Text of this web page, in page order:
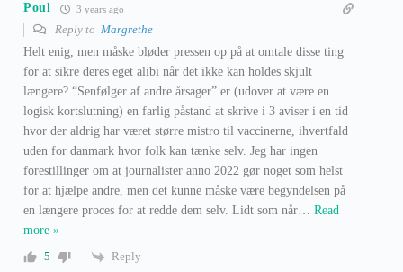
Poul 3 years ago
Reply to Margrethe
Helt enig, men måske bløder pressen op på at omtale disse ting
for at sikre deres eget alibi når det ikke kan holdes skjult
længere? “Senfølger af andre årsager” er (udover at være en
logisk kortslutning) en farlig påstand at skrive i 3 aviser i en tid
hvor der aldrig har været større mistro til vaccinerne, ihvertfald
uden for danmark hvor folk kan tænke selv. Jeg har ingen
forestillinger om at journalister anno 2022 gør noget som helst
for at hjælpe andre, men det kunne måske være begyndelsen på
en længere proces for at redde dem selv. Lidt som når
Read
more »
5
Reply